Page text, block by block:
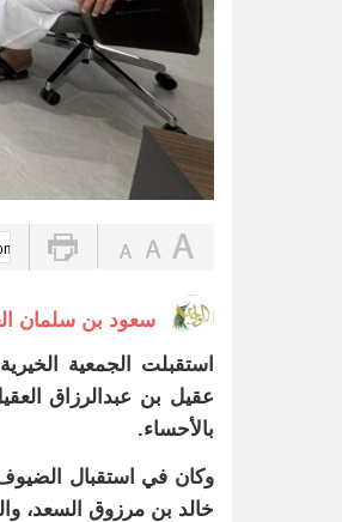
?p=104422
سعود بن سلمان
عقيل بن عبدالرزاق
بالأحساء.
وكان في استقبال
خالد بن مرزوق السعد،